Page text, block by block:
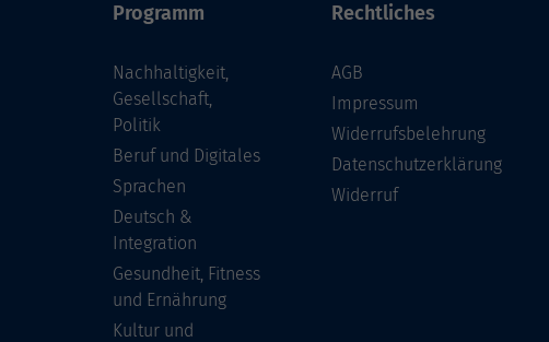
Programm
Nachhaltigkeit,
Gesellschaft,
Politik
Beruf und Digitales
Sprachen
Deutsch &
Integration
Gesundheit, Fitness
und Ernährung
Kultur und
Rechtliches
AGB
Impressum
Widerrufsbelehrung
Datenschutzerklärung
Widerruf